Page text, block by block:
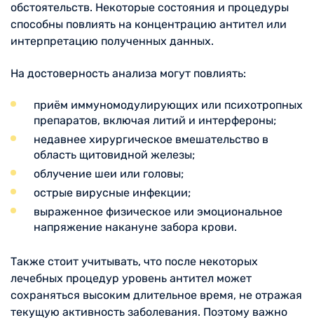
обстоятельств. Некоторые состояния и процедуры
способны повлиять на концентрацию антител или
интерпретацию полученных данных.
На достоверность анализа могут повлиять:
приём иммуномодулирующих или психотропных
препаратов, включая литий и интерфероны;
недавнее хирургическое вмешательство в
область щитовидной железы;
облучение шеи или головы;
острые вирусные инфекции;
выраженное физическое или эмоциональное
напряжение накануне забора крови.
Также стоит учитывать, что после некоторых
лечебных процедур уровень антител может
сохраняться высоким длительное время, не отражая
текущую активность заболевания. Поэтому важно